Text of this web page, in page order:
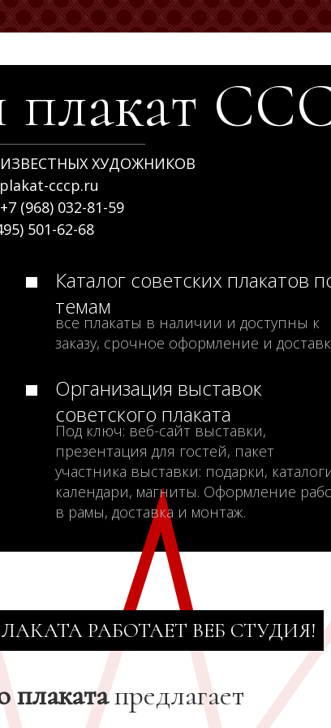
ИЗВЕСТНЫХ ХУДОЖНИКОВ
cccp.ru
+7 (968) 032-81-59
501-62-68
Каталог советских плакатов
темам
все плакаты в наличии и доступны к
заказу, срочное оформление и
Организация выставок
советского плаката
Под ключ: веб-сайт выставки,
презентация для гостей, пакет
участника выставки: подарки,
календари, магниты. Оформление
в рамы, доставка и монтаж.
РАБОТАЕТ ВЕБ СТУДИЯ!
плакатапредлагает